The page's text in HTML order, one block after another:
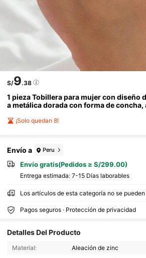
S/9.38
1 pieza Tobillera para mujer con diseño
a metálica dorada con forma de
¡Solo quedan 8!
Envío a Peru
Envío gratis(Pedidos ≥ S/299.00)
Entrega estimada: 7-15 Días laborables
Los artículos de esta categoría no se
Pagos seguros · Protección de privacidad
Detalles Del Producto
Material: Aleación de zinc
120K Seguidores